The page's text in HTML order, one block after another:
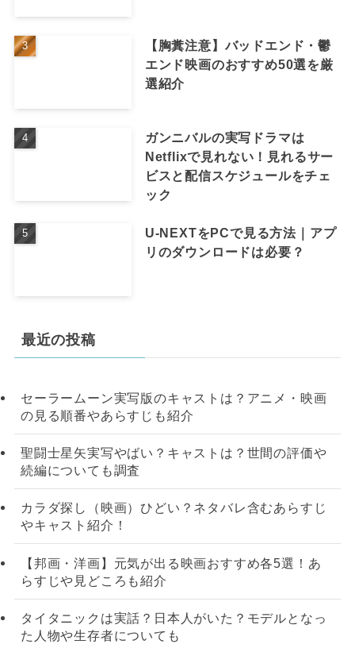
【胸糞注意】バッドエンド・鬱
エンド映画のおすすめ50選を厳
選紹介
ガンニバルの実写ドラマは
Netflixで見れない！見れるサー
ビスと配信スケジュールをチェ
ック
U-NEXTをPCで見る方法｜アプ
リのダウンロードは必要？
最近の投稿
セーラームーン実写版のキャストは？アニメ・映画
の見る順番やあらすじも紹介
聖闘士星矢実写やばい？キャストは？世間の評価や
続編についても調査
カラダ探し（映画）ひどい？ネタバレ含むあらすじ
やキャスト紹介！
【邦画・洋画】元気が出る映画おすすめ各5選！あ
らすじや見どころも紹介
タイタニックは実話？日本人がいた？モデルとなっ
た人物や生存者についても